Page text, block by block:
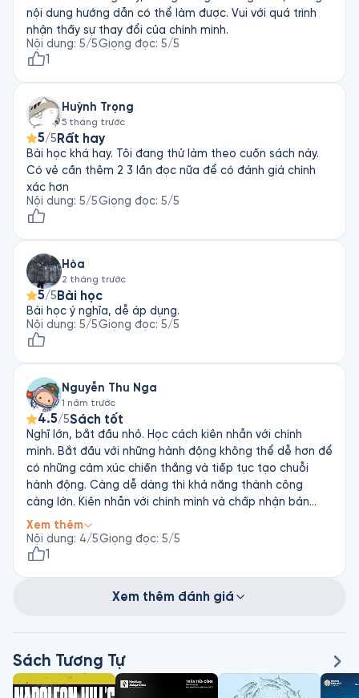
nội dung hướng dẫn có thể làm được. Vui với quá trình
nhận thấy sự thay đổi của chính mình.
Nội dung: 5/5Giọng đọc: 5/5
1
Huỳnh Trọng
5 tháng trước
5/5 Rất hay
Bài học khá hay. Tôi đang thử làm theo cuốn sách này.
Có vẻ cần thêm 2 3 lần đọc nữa để có đánh giá chính
xác hơn
Nội dung: 5/5Giọng đọc: 5/5
Hòa
2 tháng trước
5/5 Bài học
Bài học ý nghĩa, dễ áp dụng.
Nội dung: 5/5Giọng đọc: 5/5
Nguyễn Thu Nga
1 năm trước
4.5/5Sách tốt
Nghĩ lớn, bắt đầu nhỏ. Học cách kiên nhẫn với chính
mình. Bắt đầu với những hành động không thể dễ hơn để
có những cảm xúc chiến thắng và tiếp tục tạo chuỗi
hành động. Càng dễ dàng thì khả năng thành công
càng lớn. Kiên nhẫn với chính mình và chấp nhận bản
thân cần nhiều thời gian. Bình tĩnh mà làm
Xem thêm
Nội dung: 4/5Giọng đọc: 5/5
1
Xem thêm đánh giá
Sách Tương Tự